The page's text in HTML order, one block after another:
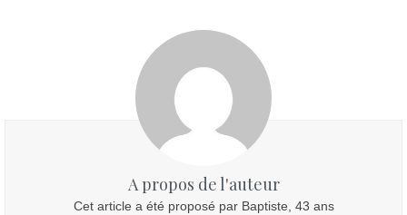
A propos de l'auteur
Cet article a été proposé par Baptiste, 43 ans